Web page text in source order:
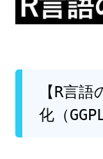
【R言
化（